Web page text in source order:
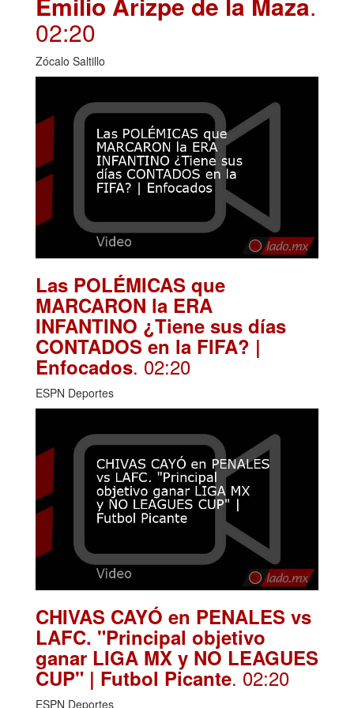
02:20
Zócalo Saltillo
Las POLÉMICAS que
MARCARON la ERA
INFANTINO ¿Tiene sus días
CONTADOS en la FIFA? |
Enfocados. 02:20
ESPN Deportes
CHIVAS CAYÓ en PENALES vs
LAFC. "Principal objetivo
ganar LIGA MX y NO LEAGUES
CUP" | Futbol Picante. 02:20
ESPN Deportes